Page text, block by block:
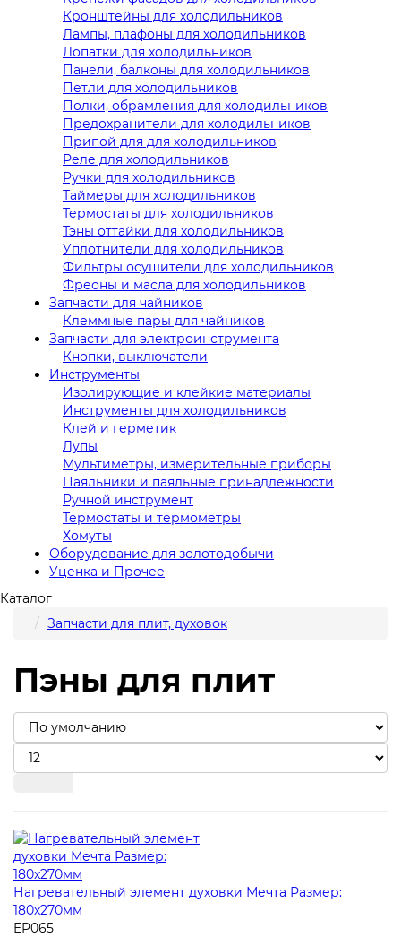
Кронштейны для холодильников
Лампы, плафоны для холодильников
Лопатки для холодильников
Панели, балконы для холодильников
Петли для холодильников
Полки, обрамления для холодильников
Предохранители для холодильников
Припой для для холодильников
Реле для холодильников
Ручки для холодильников
Таймеры для холодильников
Термостаты для холодильников
Тэны оттайки для холодильников
Уплотнители для холодильников
Фильтры осушители для холодильников
Фреоны и масла для холодильников
Запчасти для чайников
Клеммные пары для чайников
Запчасти для электроинструмента
Кнопки, выключатели
Инструменты
Изолирующие и клейкие материалы
Инструменты для холодильников
Клей и герметик
Лупы
Мультиметры, измерительные приборы
Паяльники и паяльные принадлежности
Ручной инструмент
Термостаты и термометры
Хомуты
Оборудование для золотодобычи
Уценка и Прочее
Каталог
Запчасти для плит, духовок
Пэны для плит
Нагревательный элемент духовки Мечта Размер:
180x270мм
EP065